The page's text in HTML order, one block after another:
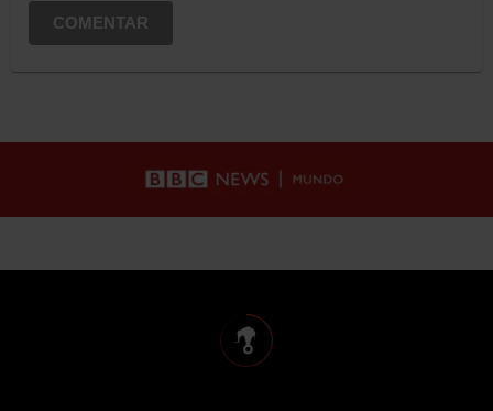
COMENTAR